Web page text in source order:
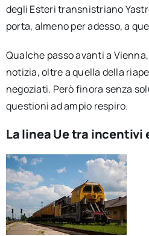
degli Esteri transnistriano
porta, almeno per adesso, a
Qualche passo avanti a
notizia, oltre a quella della
negoziati. Però finora senza
questioni ad ampio respiro.
La linea Ue tra incentivi